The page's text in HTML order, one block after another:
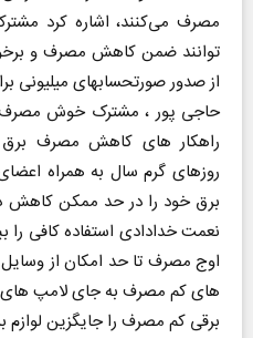
مصرف می‌کنند، اشاره کرد
توانند ضمن کاهش مصرف و
از صدور صورتحسابهای میلیونی
حاجی پور ، مشترک خوش مصرف
راهکار های کاهش مصرف
روزهای گرم سال به همراه
برق خود را در حد ممکن کاهش
نعمت خدادادی استفاده کافی
اوج مصرف تا حد امکان از وسایل
های کم مصرف به جای لامپ های
برقی کم مصرف را جایگزین